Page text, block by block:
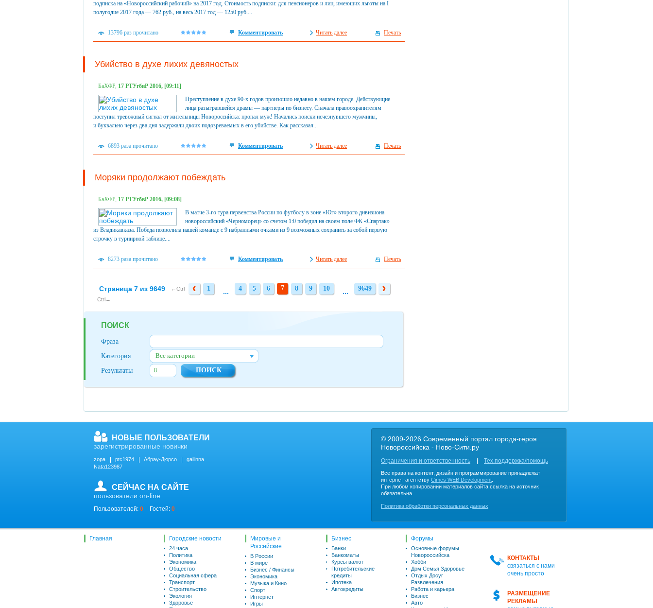
подписка на «Новороссийский рабочий» на 2017 год. Стоимость подписки: для пенсионеров и лиц, имеющих льготы на I
полугодие 2017 года — 762 руб., на весь 2017 год — 1250 руб....
13796 раз прочитано Комментировать Читать далее Печать
Убийство в духе лихих девяностых
БаХФР, 17 РТУгбвР 2016, [09:11]
Преступление в духе 90-х годов произошло недавно в нашем городе. Действующие
лица разыгравшейся драмы — партнеры по бизнесу. Сначала правоохранителям
поступил тревожный сигнал от жительницы Новороссийска: пропал муж! Начались поиски исчезнувшего мужчины,
и буквально через два дня задержали двоих подозреваемых в его убийстве. Как рассказал...
6893 раза прочитано Комментировать Читать далее Печать
Моряки продолжают побеждать
БаХФР, 17 РТУгбвР 2016, [09:08]
В матче 3-го тура первенства России по футболу в зоне «Юг» второго дивизиона
новороссийский «Черноморец» со счетом 1:0 победил на своем поле ФК «Спартак»
из Владикавказа. Победа позволила нашей команде с 9 набранными очками из 9 возможных сохранить за собой первую
строчку в турнирной таблице....
8273 раза прочитано Комментировать Читать далее Печать
Страница 7 из 9649 ←Ctrl 1
1 ... 4
4 5
5 6
6 7 8
8 9
9 10
10 ... 9649
9649
Ctrl→
ПОИСК
Фраза
Категория
Все категории
Результаты
© 2009-2026 Современный портал города-героя
Новороссийска - Ново-Сити.ру
Ограничения и ответственность Тех.поддержка/помощь
Все права на контент, дизайн и программирование принадлежат
интернет-агентству Cimes WEB Development
При любом копировании материалов сайта ссылка на источник
обязательна.
Политика обработки персональных данных
НОВЫЕ ПОЛЬЗОВАТЕЛИ
зарегистрированные новички
zopa ptc1974 Абрау-Дюрсо
gallinna
Nata123987
СЕЙЧАС НА САЙТЕ
пользователи on-line
Пользователей: 0 Гостей: 0
КОНТАКТЫ
связаться с нами
очень просто
РАЗМЕЩЕНИЕ
РЕКЛАМЫ
Главная Городские новости
24 часа
Политика
Экономика
Общество
Социальная сфера
Транспорт
Строительство
Экология
Здоровье
Мировые и
Российские
В России
В мире
Бизнес / Финансы
Экономика
Музыка и Кино
Спорт
Интернет
Игры
Бизнес
Банки
Банкоматы
Курсы валют
Потребительские
кредиты
Ипотека
Автокредиты
Форумы
Основные форумы
Новороссийска
Хобби
Дом Семья Здоровье
Отдых Досуг
Развлечения
Работа и карьера
Бизнес
Авто